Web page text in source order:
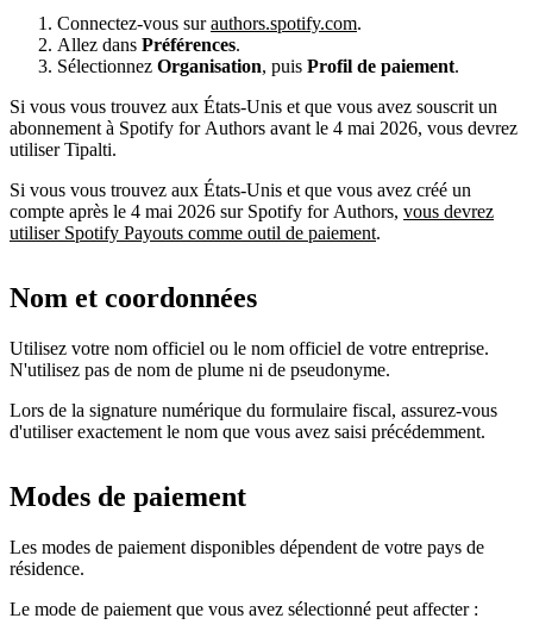
Connectez-vous surauthors.spotify.com.
Allez dans Préférences.
Sélectionnez Organisation, puis Profil de paiement.
Si vous vous trouvez aux États-Unis et que vous avez souscrit un
abonnement à Spotify for Authors avant le 4 mai 2026, vous devrez
utiliser Tipalti.
Si vous vous trouvez aux États-Unis et que vous avez créé un
compte après le 4 mai 2026 sur Spotify for Authors, vous devrez
utiliser Spotify Payouts comme outil de paiement.
Nom et coordonnées
Utilisez votre nom officiel ou le nom officiel de votre entreprise.
N'utilisez pas de nom de plume ni de pseudonyme.
Lors de la signature numérique du formulaire fiscal, assurez-vous
d'utiliser exactement le nom que vous avez saisi précédemment.
Modes de paiement
Les modes de paiement disponibles dépendent de votre pays de
résidence.
Le mode de paiement que vous avez sélectionné peut affecter :